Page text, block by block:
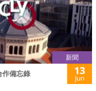
新聞
作備忘錄 13
Jun